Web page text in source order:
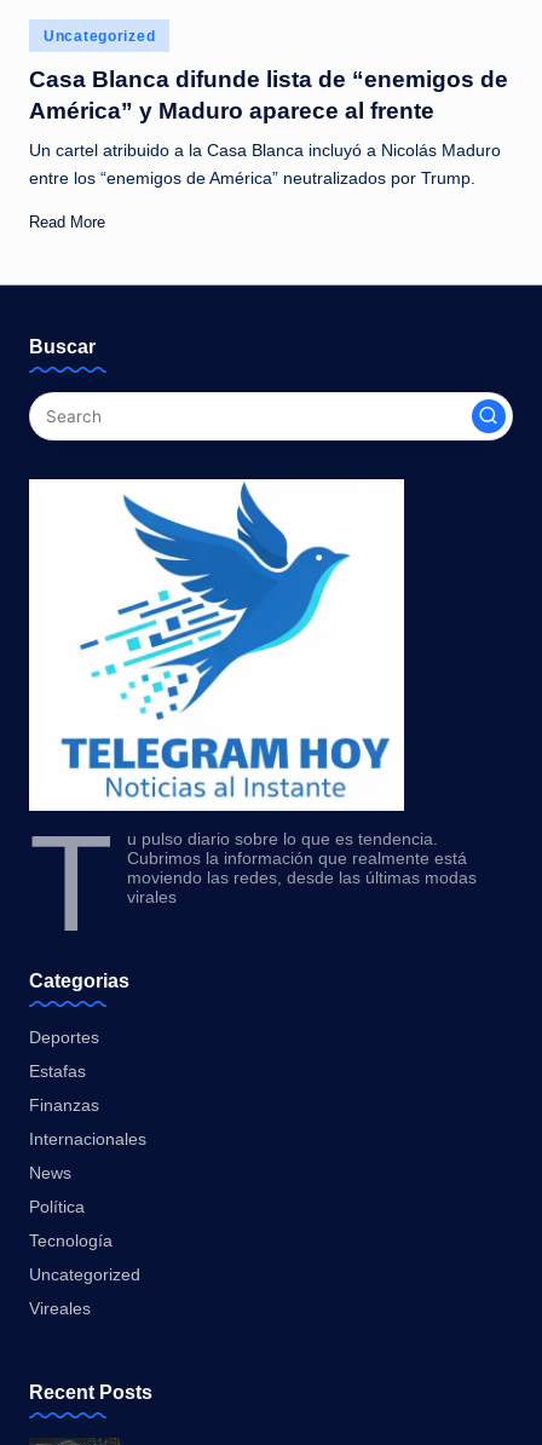
c
i
a
a
l
n
s
t
a
Posted
in
Uncategorized
Casa Blanca difunde lista de “enemigos de
América” y Maduro aparece al frente
Un cartel atribuido a la Casa Blanca incluyó a Nicolás Maduro
entre los “enemigos de América” neutralizados por Trump.
Read More
Buscar
T
u pulso diario sobre lo que es tendencia.
Cubrimos la información que realmente está
moviendo las redes, desde las últimas modas
virales
Categorias
Deportes
Estafas
Finanzas
Internacionales
News
Política
Tecnología
Uncategorized
Vireales
Recent Posts